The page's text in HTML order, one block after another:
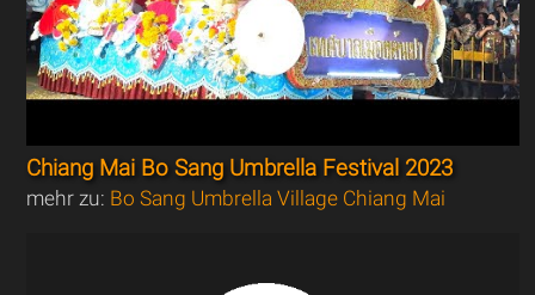
Chiang Mai Bo Sang Umbrella Festival 2023
mehr zu: Bo Sang Umbrella Village Chiang Mai